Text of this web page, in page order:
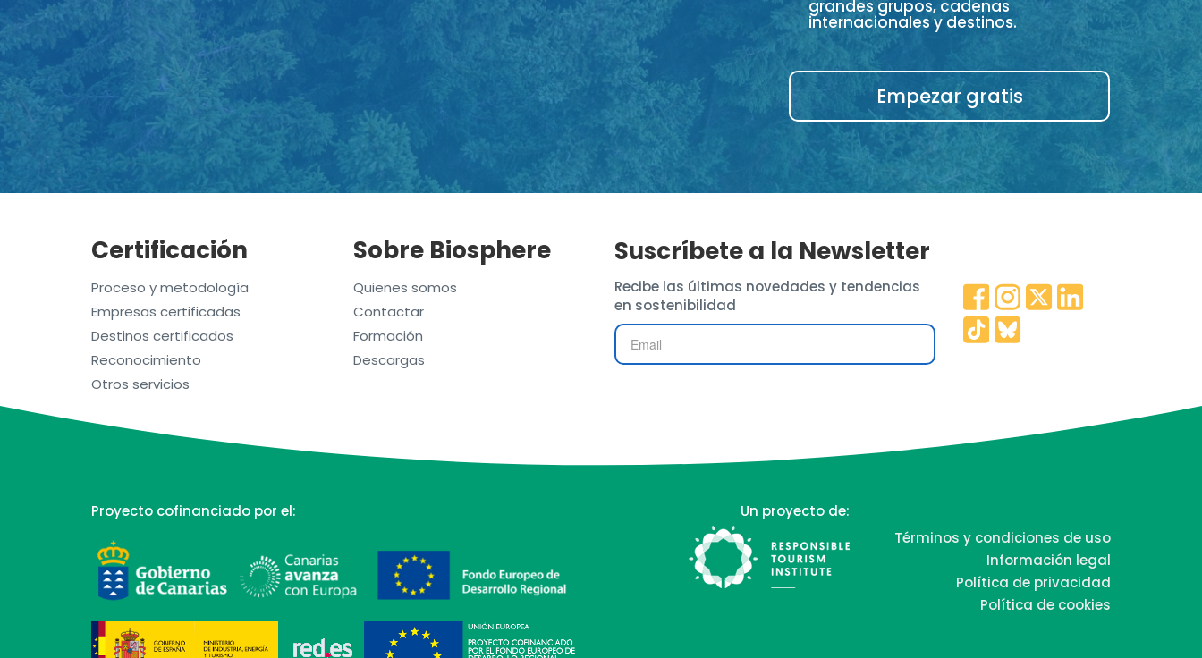
grandes grupos, cadenas
internacionales y destinos.
Empezar gratis
Certificación
Proceso y metodología
Empresas certificadas
Destinos certificados
Reconocimiento
Otros servicios
Sobre Biosphere
Quienes somos
Contactar
Formación
Descargas
Suscríbete a la Newsletter
Recibe las últimas novedades y tendencias
en sostenibilidad
Proyecto cofinanciado por el:
Un proyecto de:
Términos y condiciones de uso
Información legal
Política de privacidad
Política de cookies